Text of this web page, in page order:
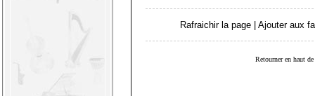
Rafraichir la page Ajouter aux
Retourner en haut de